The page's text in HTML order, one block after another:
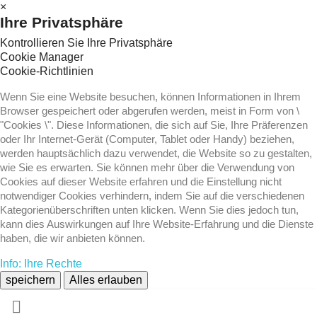
×
Ihre Privatsphäre
Kontrollieren Sie Ihre Privatsphäre
Cookie Manager
Cookie-Richtlinien
Wenn Sie eine Website besuchen, können Informationen in Ihrem
Browser gespeichert oder abgerufen werden, meist in Form von \
"Cookies \". Diese Informationen, die sich auf Sie, Ihre Präferenzen
oder Ihr Internet-Gerät (Computer, Tablet oder Handy) beziehen,
werden hauptsächlich dazu verwendet, die Website so zu gestalten,
wie Sie es erwarten. Sie können mehr über die Verwendung von
Cookies auf dieser Website erfahren und die Einstellung nicht
notwendiger Cookies verhindern, indem Sie auf die verschiedenen
Kategorienüberschriften unten klicken. Wenn Sie dies jedoch tun,
kann dies Auswirkungen auf Ihre Website-Erfahrung und die Dienste
haben, die wir anbieten können.
Info: Ihre Rechte
speichern
Alles erlauben
